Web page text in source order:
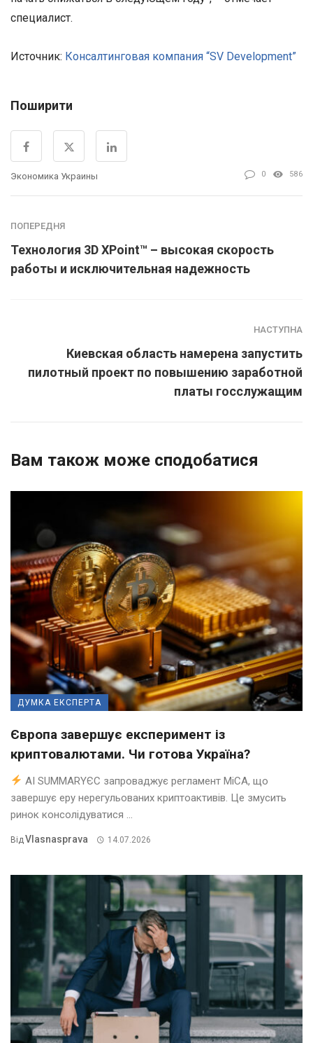
специалист.
Источник: Консалтинговая компания “SV Development”
Поширити
Экономика Украины 0 586
ПОПЕРЕДНЯ
Технология 3D XPoint™ – высокая скорость
работы и исключительная надежность
НАСТУПНА
Киевская область намерена запустить
пилотный проект по повышению заработной
платы госслужащим
Вам також може сподобатися
ДУМКА ЕКСПЕРТА
Європа завершує експеримент із
криптовалютами. Чи готова Україна?
AI SUMMARYЄС запроваджує регламент MiCA, що
завершує еру нерегульованих криптоактивів. Це змусить
ринок консолідуватися ...
ВідVlasnasprava 14.07.2026